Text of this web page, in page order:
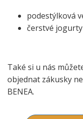
podestýlková
čerstvé jogurty
Také si u nás
objednat zákusky
BENEA.